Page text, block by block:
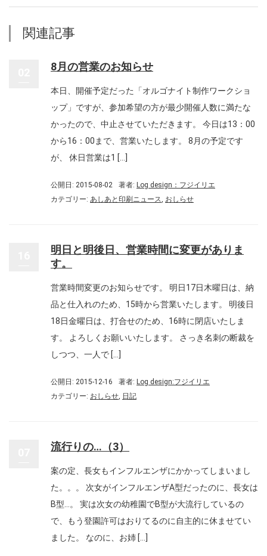
関連記事
8月の営業のお知らせ
本日、開催予定だった「オルゴナイト制作ワークショ
ップ」ですが、参加希望の方が最少開催人数に満たな
かったので、中止させていただきます。 今日は13：00
から16：00まで、営業いたします。 8月の予定です
が、 休日営業は1 […]
公開日: 2015-08-02 著者: Log design：フジイリエ
カテゴリー: あしあと印刷ニュース, おしらせ
明日と明後日、営業時間に変更がありま
す。
営業時間変更のお知らせです。 明日17日木曜日は、納
品と仕入れのため、15時から営業いたします。 明後日
18日金曜日は、打合せのため、16時に閉店いたしま
す。 よろしくお願いいたします。 さっき名刺の断裁を
しつつ、一人で […]
公開日: 2015-12-16 著者: Log design:フジイリエ
カテゴリー: おしらせ, 日記
流行りの…（3）
案の定、長女もインフルエンザにかかってしまいまし
た。。。 次女がインフルエンザA型だったのに、長女は
B型…。 実は次女の幼稚園でB型が大流行しているの
で、もう登園許可はおりてるのに自主的に休ませてい
ました。 なのに、お姉 […]